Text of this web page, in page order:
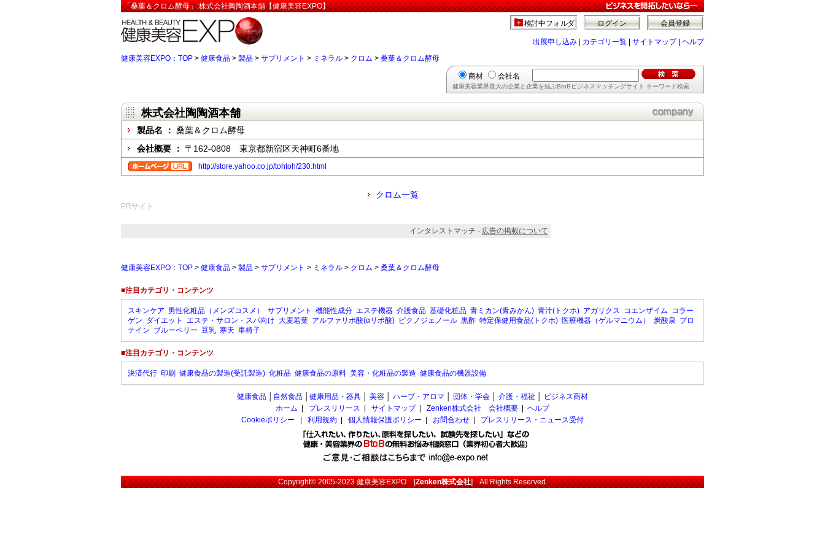
「桑葉＆クロム酵母」:株式会社陶陶酒本舗【健康美容EXPO】
会員登録
ログイン
検討中フォルダ
出展申し込み カテゴリ一覧 サイトマップ| ヘルプ
健康美容EXPO：TOP > 健康食品 > 製品 > サプリメント > ミネラル > クロム > 桑葉＆クロム酵母
商材 会社名
健康美容業界最大の企業と企業を結ぶBtoBビジネスマッチングサイト キーワード検索
株式会社陶陶酒本舗
製品名 ： 桑葉＆クロム酵母
会社概要 ： 〒162-0808 東京都新宿区天神町6番地
http://store.yahoo.co.jp/tohtoh/230.html
クロム一覧
PRサイト
インタレストマッチ - 広告の掲載について
健康美容EXPO：TOP > 健康食品 > 製品 > サプリメント > ミネラル > クロム > 桑葉＆クロム酵母
■注目カテゴリ・コンテンツ
スキンケア 男性化粧品（メンズコスメ） サプリメント 機能性成分 エステ機器 介護食品 基礎化粧品 青ミカン(青みかん) 青汁(トクホ) アガリクス コエンザイム コラー
ゲン ダイエット エステ・サロン・スパ向け 大麦若葉 アルファリポ酸(αリポ酸) ピクノジェノール 黒酢 特定保健用食品(トクホ) 医療機器（ゲルマニウム） 炭酸泉 プロ
テイン ブルーベリー 豆乳 寒天 車椅子
■注目カテゴリ・コンテンツ
決済代行 印刷 健康食品の製造(受託製造) 化粧品 健康食品の原料 美容・化粧品の製造 健康食品の機器設備
健康食品 自然食品 健康用品・器具 美容 ハーブ・アロマ 団体・学会 介護・福祉
ビジネス商材
ホーム
プレスリリース サイトマップ| Zenken株式会社 会社概要
ヘルプ
Cookieポリシー
利用規約 個人情報保護ポリシー お問合わせ プレスリリース・ニュース受付
Copyright© 2005-2023健康美容EXPO[Zenken株式会社] All Rights Reserved.